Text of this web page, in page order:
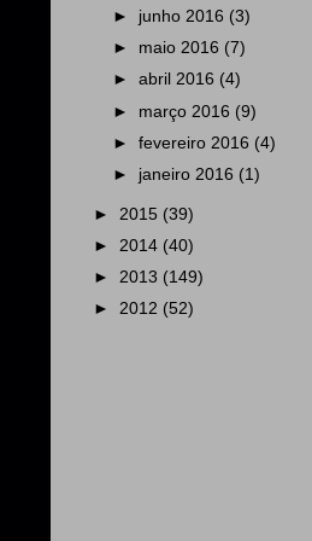
► junho 2016 (3)
► maio 2016 (7)
►abril 2016 (4)
► março 2016 (9)
►fevereiro 2016 (4)
► janeiro 2016 (1)
► 2015 (39)
► 2014 (40)
► 2013 (149)
► 2012 (52)